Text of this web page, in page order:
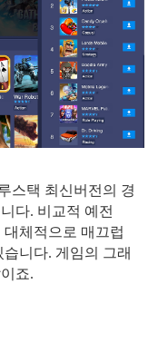
스택 최신버전의 경
다. 비교적 예전
체적으로 매끄럽
니다. 게임의 그래
죠.